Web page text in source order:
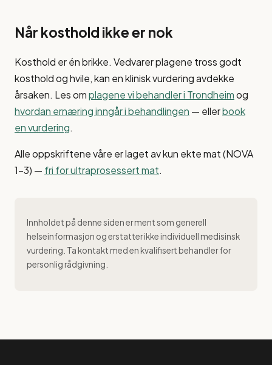
Når kosthold ikke er nok
Kosthold er én brikke. Vedvarer plagene tross godt
kosthold og hvile, kan en klinisk vurdering avdekke
årsaken. Les omplagene vi behandler i Trondheimog
hvordan ernæring inngår i behandlingen — ellerbook
en vurdering.
Alle oppskriftene våre er laget av kun ekte mat (NOVA
1–3) — fri for ultraprosessert mat.
Innholdet på denne siden er ment som generell
helseinformasjon og erstatter ikke individuell medisinsk
vurdering. Ta kontakt med en kvalifisert behandler for
personlig rådgivning.